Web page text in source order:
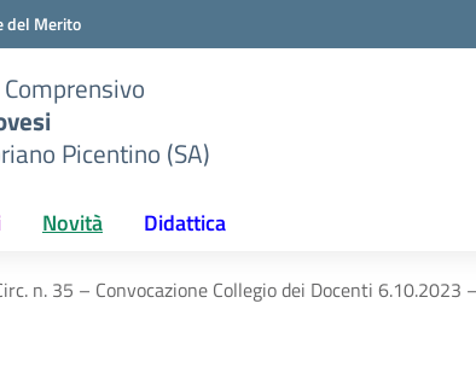
del Merito
Picentino (SA)
Novità Didattica
n. 35 – Convocazione Collegio dei Docenti 6.10.2023